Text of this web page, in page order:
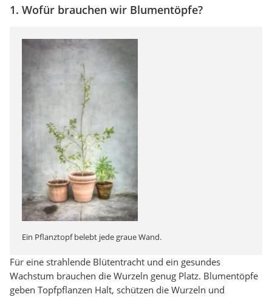
1. Wofür brauchen wir Blumentöpfe?
Ein Pflanztopf belebt jede graue Wand.
Für eine strahlende Blütentracht und ein gesundes
Wachstum brauchen die Wurzeln genug Platz. Blumentöpfe
geben Topfpflanzen Halt, schützen die Wurzeln und